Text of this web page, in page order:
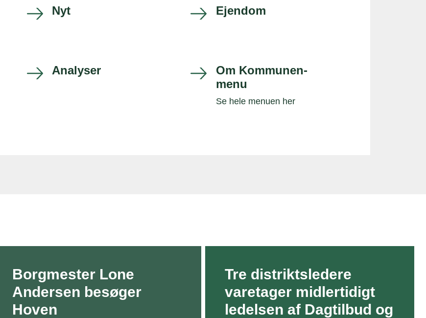
Nyt Ejendom
Analyser
Om Kommunen-
menu
Se hele menuen her
Borgmester Lone
Andersen besøger
Hoven
Tre distriktsledere
varetager midlertidigt
ledelsen af Dagtilbud og